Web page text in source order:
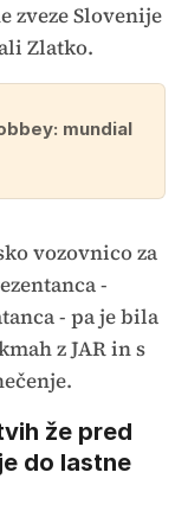
zveze Slovenije
Zlatko.
mundial
vozovnico za
-
- pa je bila
z JAR in s
že pred
do lastne